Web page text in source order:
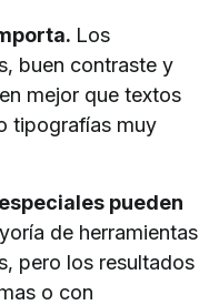
Los
buen contraste y
mejor que textos
tipografías muy
pueden
de herramientas
pero los resultados
o con